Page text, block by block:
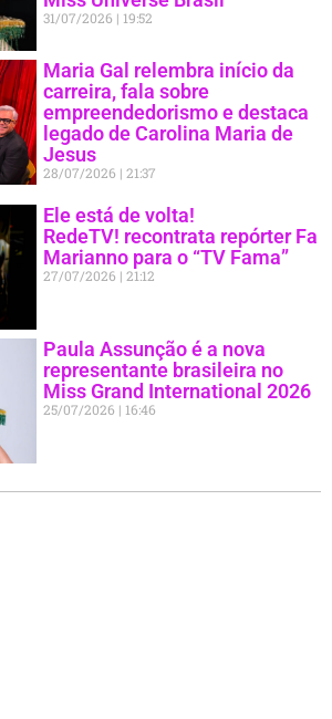
31/07/2026 19:52
Maria Gal relembra início da
carreira, fala sobre
empreendedorismo e destaca
legado de Carolina Maria de
Jesus
28/07/2026 21:37
Ele está de volta!
RedeTV! recontrata repórter Fa
Marianno para o “TV Fama”
27/07/2026 21:12
Paula Assunção é a nova
representante brasileira no
Miss Grand International 2026
25/07/2026 16:46